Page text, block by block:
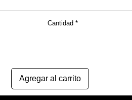
Cantidad *
Agregar al carrito